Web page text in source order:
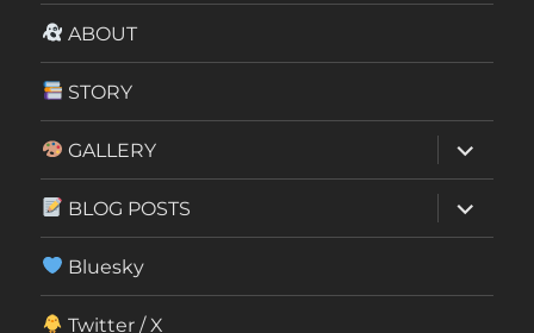
イ
ABOUT
STORY
GALLERY
サ
ブ
メ
ニ
ュ
ー
開
BLOG POSTS
サ
ブ
メ
ー
Bluesky
Twitter / X